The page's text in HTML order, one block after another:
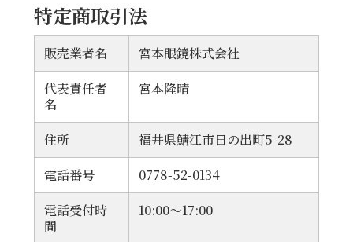
特定商取引法
販売業者名
宮本眼鏡株式会社
代表責任者
名
宮本隆晴
住所
福井県鯖江市日の出町5-28
電話番号
0778-52-0134
電話受付時
間
10:00～17:00